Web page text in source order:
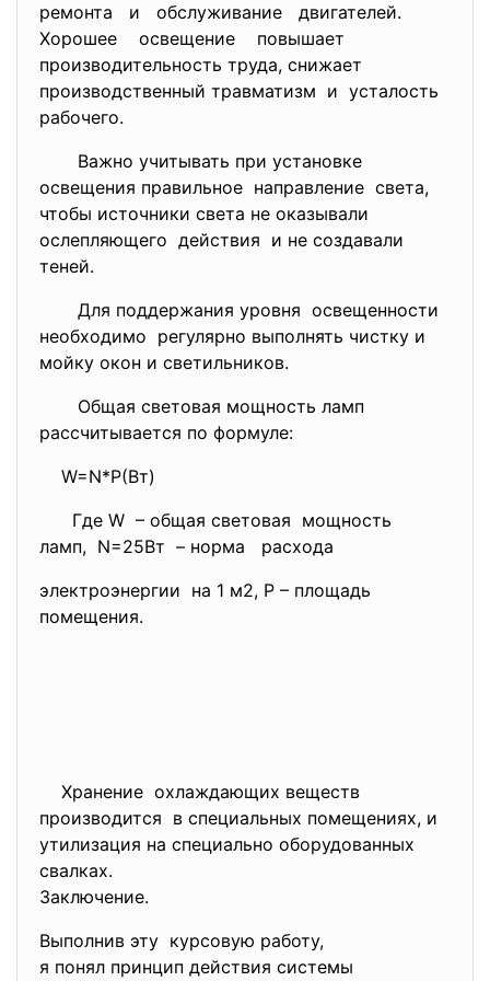
ремонта и обслуживание двигателей.
Хорошее освещение повышает
производительность труда, снижает
производственный травматизм и усталость
рабочего.
Важно учитывать при установке
освещения правильное направление света,
чтобы источники света не оказывали
ослепляющего действия и не создавали
теней.
Для поддержания уровня освещенности
необходимо регулярно выполнять чистку и
мойку окон и светильников.
Общая световая мощность ламп
рассчитывается по формуле:
W=N*P(Вт)
Где W – общая световая мощность
ламп, N=25Вт – норма расхода
электроэнергии на 1 м2, Р – площадь
помещения.
Хранение охлаждающих веществ
производится в специальных помещениях, и
утилизация на специально оборудованных
свалках.
Заключение.
Выполнив эту курсовую работу,
я понял принцип действия системы